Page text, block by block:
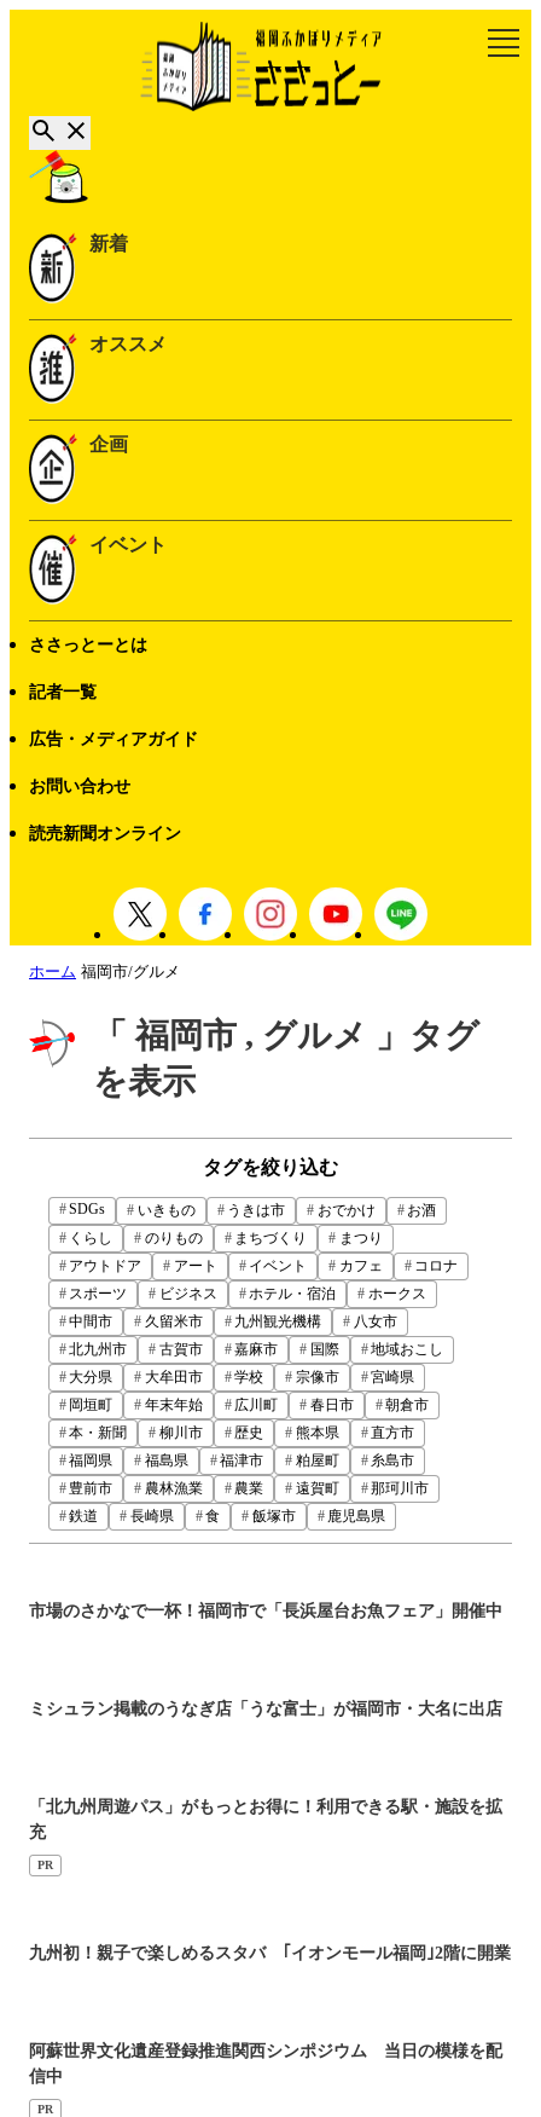
新着
オススメ
企画
イベント
ささっとーとは
記者一覧
広告・メディアガイド
お問い合わせ
読売新聞オンライン
ホーム 福岡市/グルメ
「 福岡市 , グルメ 」タグ
を表示
タグを絞り込む
SDGs いきもの うきは市 おでかけ
お酒
くらし
のりもの まちづくり
まつり
アウトドア
アート イベント カフェ
コロナ
スポーツ
ビジネス ホテル・宿泊
ホークス
中間市
久留米市 九州観光機構
八女市
北九州市
古賀市 嘉麻市 国際
地域おこし
大分県
大牟田市 学校 宗像市
宮崎県
岡垣町
年末年始 広川町 春日市
朝倉市
本・新聞
柳川市 歴史 熊本県
直方市
福岡県
福島県 福津市 粕屋町
糸島市
豊前市
農林漁業 農業 遠賀町
那珂川市
鉄道
長崎県 食 飯塚市 鹿児島県
市場のさかなで一杯！福岡市で「長浜屋台お魚フェア」開催中
ミシュラン掲載のうなぎ店「うな富士」が福岡市・大名に出店
「北九州周遊パス」がもっとお得に！利用できる駅・施設を拡
充
PR
九州初！親子で楽しめるスタバ ｢イオンモール福岡｣2階に開業
阿蘇世界文化遺産登録推進関西シンポジウム 当日の模様を配
信中
PR